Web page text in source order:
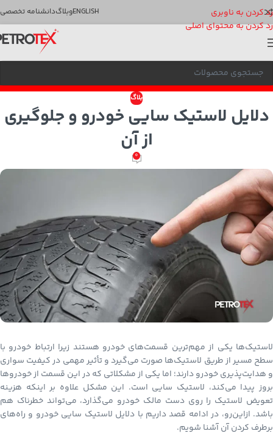
رد کردن به ناوبری
رد کردن به محتوای اصلی
ENGLISHوبلاگدانشنامه تخصصی
بلاگ
دلایل لاستیک سایی خودرو و جلوگیری
از آن
0
لاستیک‌ها یکی از مهم‌ترین قسمت‌های خودرو هستند زیرا ارتباط خودرو با
سطح مسیر از طریق لاستیک‌ها صورت می‌گیرد و تأثیر مهمی در کیفیت سواری
و هدایت‌پذیری خودرو دارند؛ اما یکی از مشکلاتی که در این قسمت از خودروها
بروز پیدا می‌کند، لاستیک سایی است. این مشکل علاوه بر اینکه هزینه
تعویض لاستیک را روی دست مالک خودرو می‌گذارد، می‌تواند خطرناک هم
باشد. ازاین‌رو، در ادامه قصد داریم با دلایل لاستیک سایی خودرو و راه‌های
برطرف کردن آن آشنا شویم.